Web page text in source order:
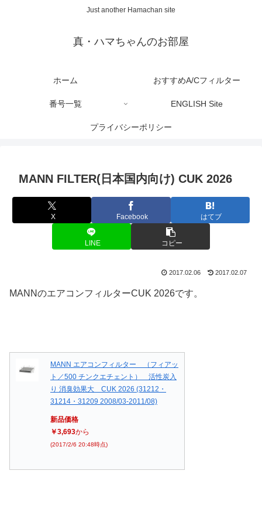
Just another Hamachan site
真・ハマちゃんのお部屋
ホーム おすすめA/Cフィルター
番号一覧 ENGLISH Site
プライバシーポリシー
MANN FILTER(日本国内向け) CUK 2026
X Facebook はてブ
LINE コピー
2017.02.06 2017.02.07
MANNのエアコンフィルターCUK 2026です。
MANN エアコンフィルター （フィアッ
ト／500 チンクエチェント） 活性炭入
り 消臭効果大 CUK 2026 (31212・
31214・31209 2008/03-2011/08)
新品価格
￥3,693から
(2017/2/6 20:48時点)